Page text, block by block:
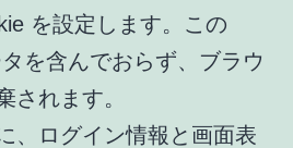
を設定します。この
を含んでおらず、ブラウ
されます。
、ログイン情報と画面表